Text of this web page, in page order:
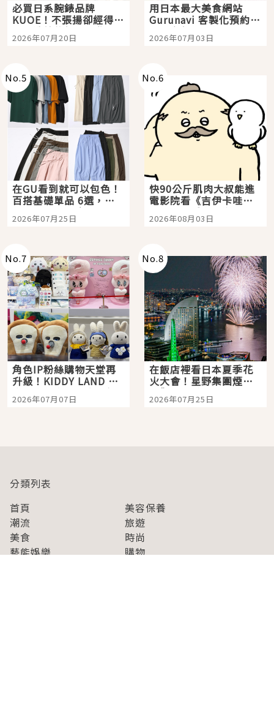
必買日系腕錶品牌
KUOE！不張揚卻經得起
時間洗鍊的經典之作五
選
2026年07月20日
用日本最大美食網站
Gurunavi 客製化預約九
大都市餐廳，打造專屬
美食體驗！
2026年07月03日
No.5
在GU看到就可以包色！
百搭基礎單品 6選，閉
眼全收也不心疼
2026年07月25日
No.6
快90公斤肌肉大叔能進
電影院看《吉伊卡哇》
嗎？日本重金屬樂團
「打首」會長與nagano
2026年08月03日
No.7
角色IP粉絲購物天堂再
升級！KIDDY LAND 原
宿店吉伊卡哇迎客，新
開幕 OMOKADO 店3分
2026年07月07日
No.8
在飯店裡看日本夏季花
火大會！星野集團煙火
景觀飯店6選，讓你不用
人擠人悠閒欣賞
2026年07月25日
分類列表
首頁
美容保養
潮流
旅遊
美食
時尚
藝能娛樂
購物